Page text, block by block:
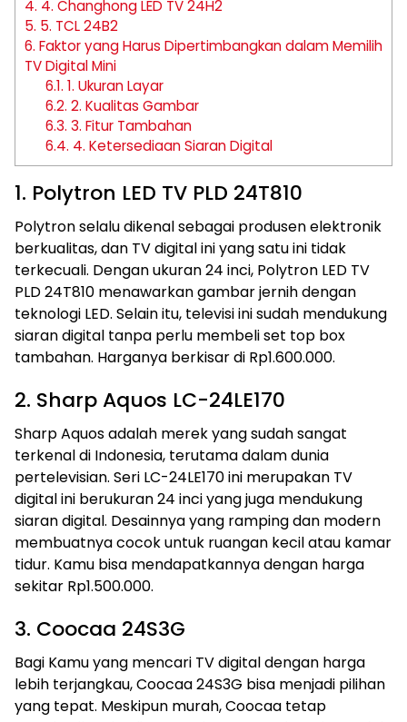
4. 4. Changhong LED TV 24H2
5. 5. TCL 24B2
6. Faktor yang Harus Dipertimbangkan dalam Memilih
TV Digital Mini
6.1. 1. Ukuran Layar
6.2. 2. Kualitas Gambar
6.3. 3. Fitur Tambahan
6.4. 4. Ketersediaan Siaran Digital
1. Polytron LED TV PLD 24T810
Polytron selalu dikenal sebagai produsen elektronik
berkualitas, dan TV digital ini yang satu ini tidak
terkecuali. Dengan ukuran 24 inci, Polytron LED TV
PLD 24T810 menawarkan gambar jernih dengan
teknologi LED. Selain itu, televisi ini sudah mendukung
siaran digital tanpa perlu membeli set top box
tambahan. Harganya berkisar di Rp1.600.000.
2. Sharp Aquos LC-24LE170
Sharp Aquos adalah merek yang sudah sangat
terkenal di Indonesia, terutama dalam dunia
pertelevisian. Seri LC-24LE170 ini merupakan TV
digital ini berukuran 24 inci yang juga mendukung
siaran digital. Desainnya yang ramping dan modern
membuatnya cocok untuk ruangan kecil atau kamar
tidur. Kamu bisa mendapatkannya dengan harga
sekitar Rp1.500.000.
3. Coocaa 24S3G
Bagi Kamu yang mencari TV digital dengan harga
lebih terjangkau, Coocaa 24S3G bisa menjadi pilihan
yang tepat. Meskipun murah, Coocaa tetap